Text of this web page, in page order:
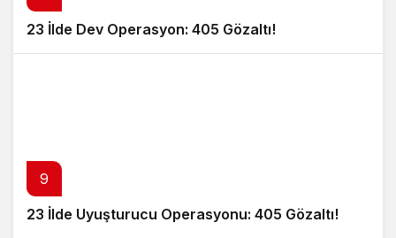
23 İlde Dev Operasyon: 405 Gözaltı!
9
23 İlde Uyuşturucu Operasyonu: 405 Gözaltı!